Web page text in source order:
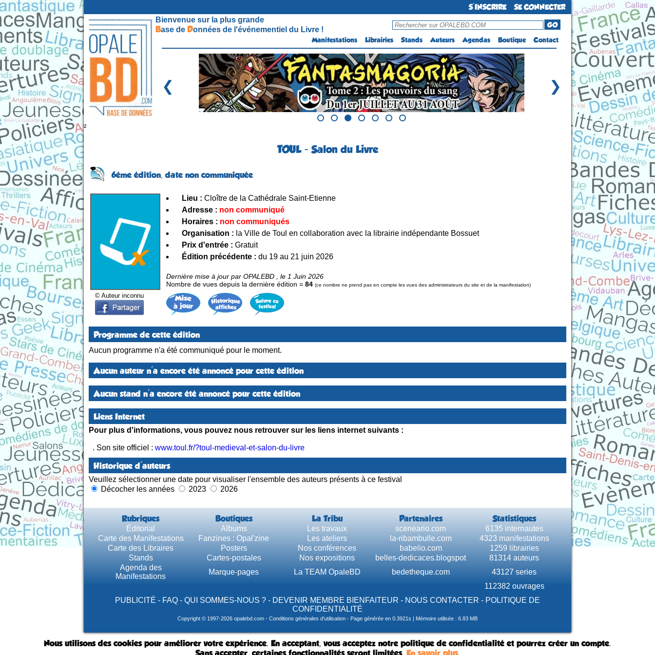
S'INSCRIRE
SE CONNECTER
Bienvenue sur la plus grande
Base de Données de l'événementiel du Livre !
GO
Manifestations
Librairies Stands Auteurs Agendas Boutique Contact
❮ ❯
²
TOUL - Salon du Livre
6ème édition,date non communiquée
© Auteur inconnu
Lieu : Cloître de la Cathédrale Saint-Etienne
Adresse : non communiqué
Horaires : non communiqués
Organisation : la Ville de Toul en collaboration avec la librairie indépendante Bossuet
Prix d'entrée : Gratuit
Édition précédente : du 19 au 21 juin 2026
Dernière mise à jour par OPALEBD , le 1 Juin 2026
Nombre de vues depuis la dernière édition = 84 (ce nombre ne prend pas en compte les vues des administrateurs du site et de la manifestation)
Programme de cette édition
Aucun programme n'a été communiqué pour le moment.
Aucun auteur n'a encore été annoncé pour cette édition
Aucun stand n'a encore été annoncé pour cette édition
Liens Internet
Pour plus d'informations, vous pouvez nous retrouver sur les liens internet suivants :
. Son site officiel : www.toul.fr/?toul-medieval-et-salon-du-livre
Historique d'auteurs
Veuillez sélectionner une date pour visualiser l'ensemble des auteurs présents à ce festival
Décocher les années
2023 2026
Rubriques Boutiques La Tribu Partenaires Statistiques
Éditorial Albums Les travaux sceneario.com
6135 internautes
Carte des Manifestations
Fanzines : Opal'zine Les ateliers la-ribambulle.com
4323 manifestations
Carte des Libraires
Posters Nos conférences babelio.com
1259 librairies
Stands
Cartes-postales Nos expositions belles-dedicaces.blogspot
81314 auteurs
Agenda des
Manifestations
Marque-pages La TEAM OpaleBD bedetheque.com
43127 series
112382 ouvrages
PUBLICITÉ - FAQ - QUI SOMMES-NOUS ? - DEVENIR MEMBRE BIENFAITEUR - NOUS CONTACTER - POLITIQUE DE
CONFIDENTIALITÉ
Copyright © 1997-2026 opalebd.com - Conditions générales d'utilisation - Page générée en 0.3921s | Mémoire utilisée : 6.83 MB
Nous utilisons des cookies pour améliorer votre expérience. En acceptant, vous acceptez notre politique de confidentialité et pourrez créer un compte.
Sans accepter, certaines fonctionnalités seront limitées. En savoir plus.